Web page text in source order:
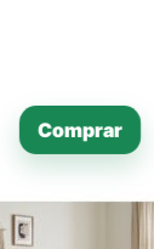
Comprar